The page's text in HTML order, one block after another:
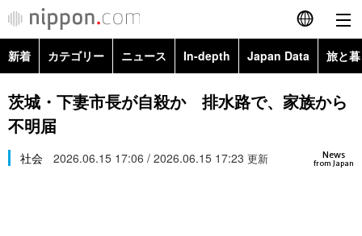
English
简体字
カテゴリー
新着 カテゴリー ニュース In-depth Japan Data 旅と
政治・外交
経済・ビジネス
Topics
茨城・下妻市長が自殺か 排水路で、家族から
不明届
News
from Japan
社会 2026.06.15 17:06 / 2026.06.15 17:23 更新